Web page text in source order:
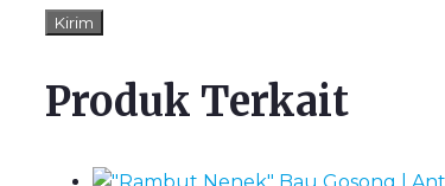
Produk Terkait